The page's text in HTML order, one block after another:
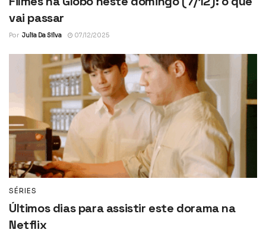
vai passar
Por Julia Da Silva 07/12/2025
SÉRIES
Últimos dias para assistir este dorama na
Netflix